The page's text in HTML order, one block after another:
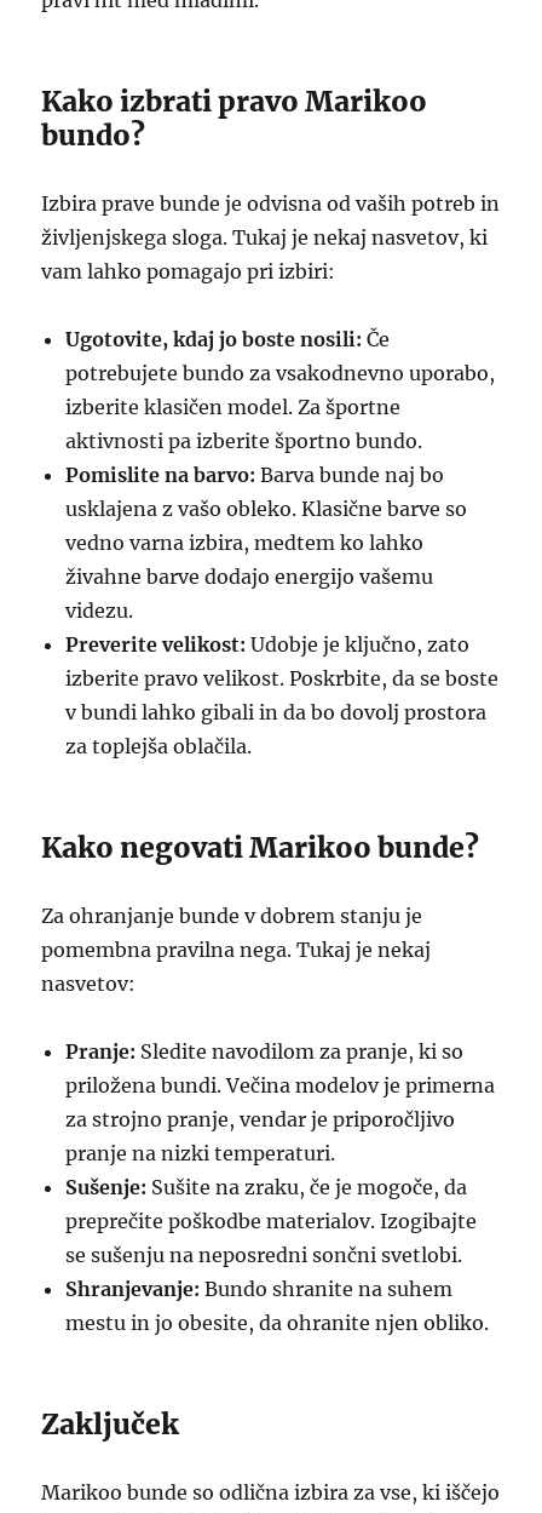
Kako izbrati pravo Marikoo
bundo?
Izbira prave bunde je odvisna od vaših potreb in
življenjskega sloga. Tukaj je nekaj nasvetov, ki
vam lahko pomagajo pri izbiri:
Ugotovite, kdaj jo boste nosili: Če
potrebujete bundo za vsakodnevno uporabo,
izberite klasičen model. Za športne
aktivnosti pa izberite športno bundo.
Pomislite na barvo: Barva bunde naj bo
usklajena z vašo obleko. Klasične barve so
vedno varna izbira, medtem ko lahko
živahne barve dodajo energijo vašemu
videzu.
Preverite velikost: Udobje je ključno, zato
izberite pravo velikost. Poskrbite, da se boste
v bundi lahko gibali in da bo dovolj prostora
za toplejša oblačila.
Kako negovati Marikoo bunde?
Za ohranjanje bunde v dobrem stanju je
pomembna pravilna nega. Tukaj je nekaj
nasvetov:
Pranje: Sledite navodilom za pranje, ki so
priložena bundi. Večina modelov je primerna
za strojno pranje, vendar je priporočljivo
pranje na nizki temperaturi.
Sušenje: Sušite na zraku, če je mogoče, da
preprečite poškodbe materialov. Izogibajte
se sušenju na neposredni sončni svetlobi.
Shranjevanje: Bundo shranite na suhem
mestu in jo obesite, da ohranite njen obliko.
Zaključek
Marikoo bunde so odlična izbira za vse, ki iščejo